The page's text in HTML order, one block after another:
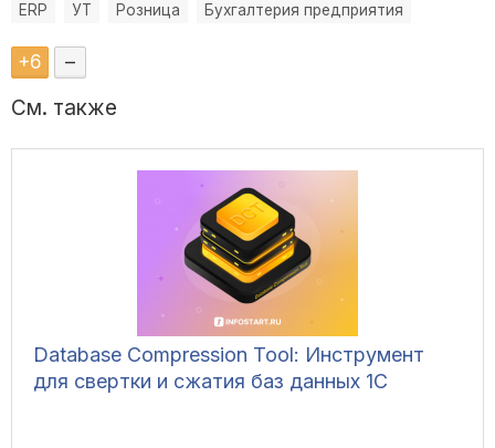
ERP
УТ Розница Бухгалтерия предприятия
+6 –
См. также
Database Compression Tool: Инструмент
для свертки и сжатия баз данных 1С